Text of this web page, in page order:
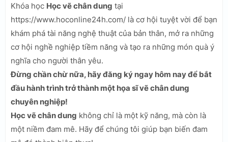
Khóa học Học vẽ chân dung tại
https://www.hoconline24h.com/ là cơ hội tuyệt vời để bạn
khám phá tài năng nghệ thuật của bản thân, mở ra những
cơ hội nghề nghiệp tiềm năng và tạo ra những món quà ý
nghĩa cho người thân yêu.
Đừng chần chừ nữa, hãy đăng ký ngay hôm nay để bắt
đầu hành trình trở thành một họa sĩ vẽ chân dung
chuyên nghiệp!
Học vẽ chân dung không chỉ là một kỹ năng, mà còn là
một niềm đam mê. Hãy để chúng tôi giúp bạn biến đam